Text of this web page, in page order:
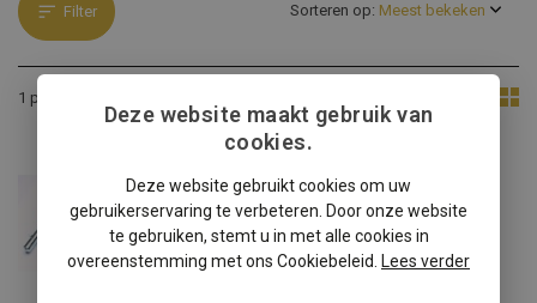
Filter
1 product
Sorteren op:
Audi A3 Quattro 8L schroefset
Audi A3 Quattro 8L verlag...
€274,95
Deze website maakt gebruik van
cookies.
Deze website gebruikt cookies om uw
gebruikerservaring te verbeteren. Door onze website
te gebruiken, stemt u in met alle cookies in
overeenstemming met ons Cookiebeleid.
Lees verder